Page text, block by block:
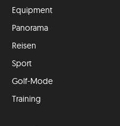
Equipment
Panorama
Reisen
Sport
Golf-Mode
Training